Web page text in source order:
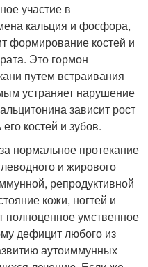
участие в
кальция и фосфора,
формирование костей и
Это гормон
путем встраивания
устраняет нарушение
зависит рост
костей и зубов.
нормальное протекание
и жирового
репродуктивной
кожи, ногтей и
полноценное умственное
дефицит любого из
аутоиммунных